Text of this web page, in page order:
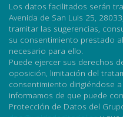
Los datos facilitados serán
Avenida de San Luis 25,
tramitar las sugerencias,
su consentimiento prestado
necesario para ello.
Puede ejercer sus derechos
oposición, limitación del
consentimiento dirigiéndose a
informamos de que puede
Protección de Datos del